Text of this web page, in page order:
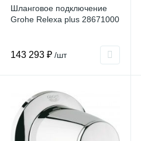
Шланговое подключение
Grohe Relexa plus 28671000
143 293 ₽ /шт